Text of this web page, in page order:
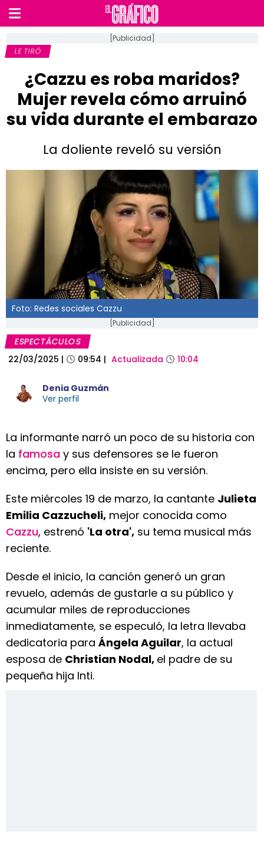
[Publicidad]
LE TIRÓ
¿Cazzu es roba maridos?
Mujer revela cómo arruinó
su vida durante el embarazo
La doliente reveló su versión
Foto: Redes sociales Cazzu
[Publicidad]
ESPECTÁCULOS
22/03/2025 | 09:54 | Actualizada 10:04
Denia Guzmán
Ver perfil
La informante narró un poco de su historia con
la famosa y sus defensores se le fueron
encima, pero ella insiste en su versión.
Este miércoles 19 de marzo, la cantante Julieta
Emilia Cazzucheli, mejor conocida como
Cazzu, estrenó 'La otra', su tema musical más
reciente.
Desde el inicio, la canción generó un gran
revuelo, además de gustarle a su público y
acumular miles de reproducciones
inmediatamente, se especuló, la letra llevaba
dedicatoria para Ángela Aguilar, la actual
esposa de Christian Nodal, el padre de su
pequeña hija Inti.